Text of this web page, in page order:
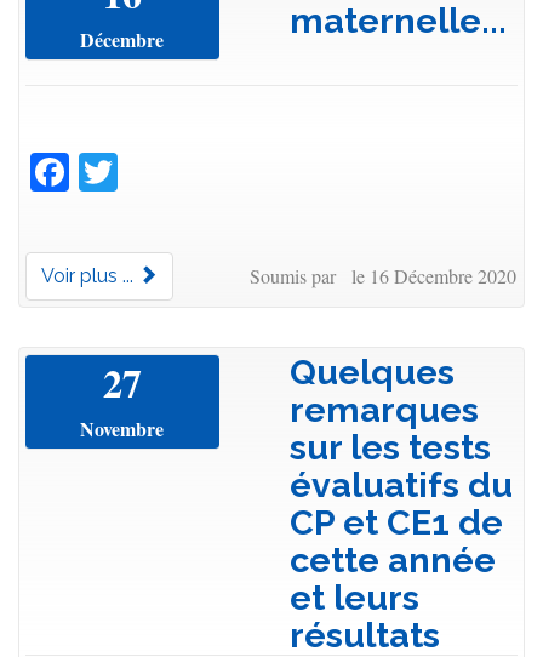
Décembre
maternelle...
Facebook
Voir plus ... Soumis par le 16 Décembre 2020
27
Novembre
Quelques
remarques
sur les tests
évaluatifs du
CP et CE1 de
cette année
et leurs
résultats